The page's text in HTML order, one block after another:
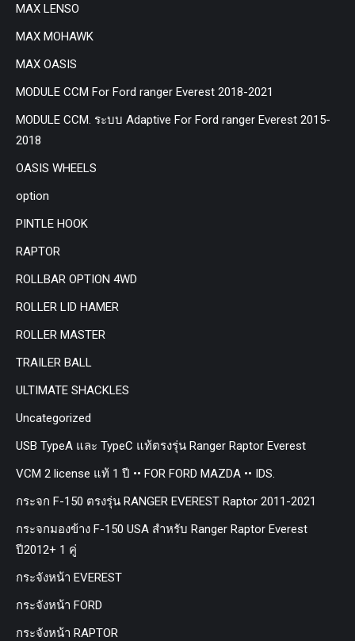
MAX LENSO
MAX MOHAWK
MAX OASIS
MODULE CCM For Ford ranger Everest 2018-2021
MODULE CCM. ระบบ Adaptive For Ford ranger Everest 2015-
2018
OASIS WHEELS
option
PINTLE HOOK
RAPTOR
ROLLBAR OPTION 4WD
ROLLER LID HAMER
ROLLER MASTER
TRAILER BALL
ULTIMATE SHACKLES
Uncategorized
USB TypeA และ TypeC แท้ตรงรุ่น Ranger Raptor Everest
VCM 2 license แท้ 1 ปี •• FOR FORD MAZDA •• IDS.
กระจก F-150 ตรงรุ่น RANGER EVEREST Raptor 2011-2021
กระจกมองข้าง F-150 USA สำหรับ Ranger Raptor Everest
ปี2012+ 1 คู่
กระจังหน้า EVEREST
กระจังหน้า FORD
กระจังหน้า RAPTOR